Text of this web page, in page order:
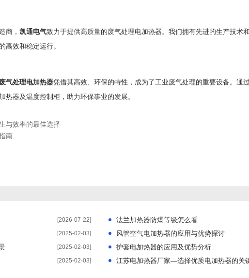
商， 凯通电气致力于提供高质量的废气处理电加热器。我们拥有先进的生产技术
高效和稳定运行。
废气处理电加热器凭借其高效、环保的特性，成为了工业废气处理的重要设备。通
器及温度控制柜，助力环保事业的发展。
与效率的最佳选择
南
[2026-07-22] 法兰加热器防爆等级怎么看
[2025-02-03] 风管空气电加热器的应用与优势探讨
[2025-02-03] 护套电加热器的应用及优势分析
[2025-02-03] 江苏电加热器厂家—选择优质电加热器的关